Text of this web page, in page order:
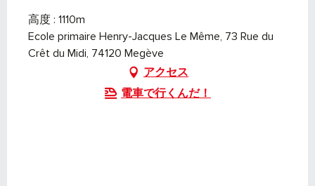
高度 : 1110m
Ecole primaire Henry-Jacques Le Même, 73 Rue du
Crêt du Midi, 74120 Megève
アクセス
電車で行くんだ！